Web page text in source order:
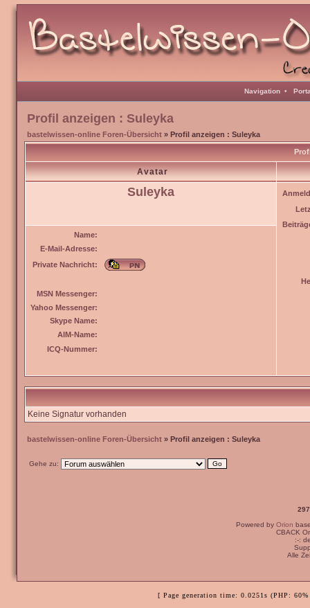
Navigation •
Profil anzeigen : Suleyka
bastelwissen-online Foren-Übersicht » Profil anzeigen : Suleyka
Avatar
Suleyka
Name:
E-Mail-Adresse:
Private Nachricht:
MSN Messenger:
Yahoo Messenger:
Skype Name:
AIM-Name:
ICQ-Nummer:
Keine Signatur vorhanden
bastelwissen-online Foren-Übersicht » Profil anzeigen : Suleyka
Gehe zu:
Powered by Orion
CBACK
:-:
Alle
[ Page generation time: 0.0251s (PHP: